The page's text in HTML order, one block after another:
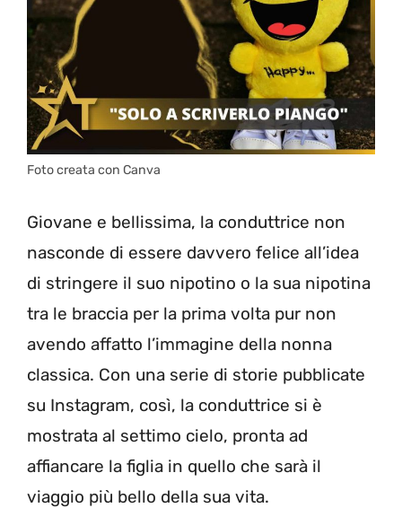
Foto creata con Canva
Giovane e bellissima, la conduttrice non
nasconde di essere davvero felice all’idea
di stringere il suo nipotino o la sua nipotina
tra le braccia per la prima volta pur non
avendo affatto l’immagine della nonna
classica. Con una serie di storie pubblicate
su Instagram, così, la conduttrice si è
mostrata al settimo cielo, pronta ad
affiancare la figlia in quello che sarà il
viaggio più bello della sua vita.